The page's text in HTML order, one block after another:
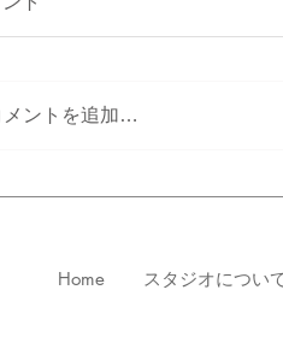
24～ ヴァリエーション
メントを追加…
Home スタジオについ